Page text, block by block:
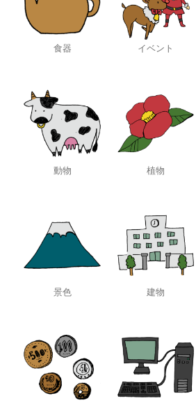
食器 イベント
動物 植物
景色 建物